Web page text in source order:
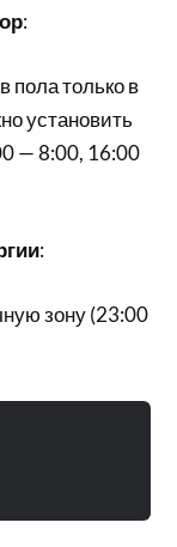
:
пола только в
установить
— 8:00, 16:00
:
зону (23:00